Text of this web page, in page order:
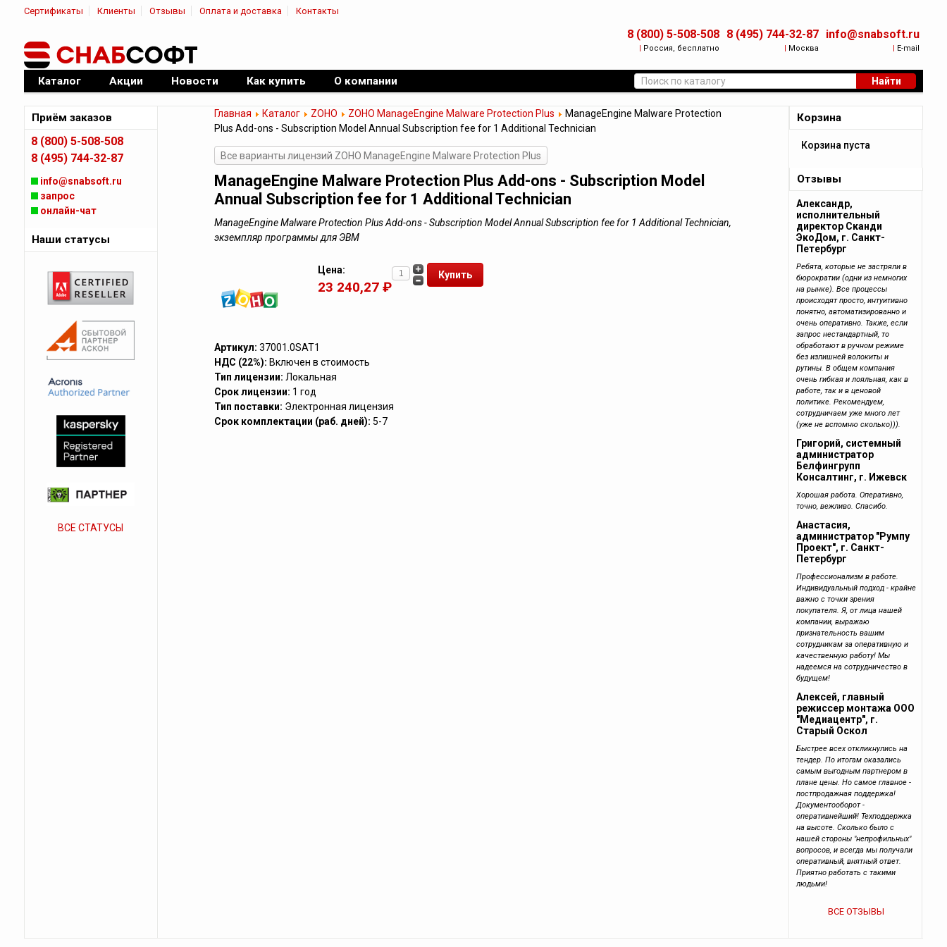
Сертификаты Клиенты Отзывы Оплата и доставка Контакты
8 (800) 5-508-508
| Россия, бесплатно
8 (495) 744-32-87
| Москва
info@snabsoft.ru
| E-mail
Официальный дилер ПО
Каталог Акции Новости Как купить О компании Найти
Главная Каталог ZOHO ZOHO ManageEngine Malware Protection Plus
ManageEngine Malware Protection
Plus Add-ons - Subscription Model Annual Subscription fee for 1 Additional Technician
Все варианты лицензий ZOHO ManageEngine Malware Protection Plus
ManageEngine Malware Protection Plus Add-ons - Subscription Model
Annual Subscription fee for 1 Additional Technician
ManageEngine Malware Protection Plus Add-ons - Subscription Model Annual Subscription fee for 1 Additional Technician,
экземпляр программы для ЭВМ
Цена:
23 240,27 ₽
Артикул: 37001.0SAT1
НДС (22%): Включен в стоимость
Тип лицензии: Локальная
Срок лицензии: 1 год
Тип поставки: Электронная лицензия
Срок комплектации (раб. дней): 5-7
Приём заказов
8 (800) 5-508-508
8 (495) 744-32-87
info@snabsoft.ru
запрос
онлайн-чат
Наши статусы
ВСЕ СТАТУСЫ
Корзина
Корзина пуста
Отзывы
Александр,
исполнительный
директор Сканди
ЭкоДом, г. Санкт-
Петербург
Ребята, которые не застряли в
бюрократии (одни из немногих
на рынке). Все процессы
происходят просто, интуитивно
понятно, автоматизированно и
очень оперативно. Также, если
запрос нестандартный, то
обработают в ручном режиме
без излишней волокиты и
рутины. В общем компания
очень гибкая и лояльная, как в
работе, так и в ценовой
политике. Рекомендуем,
сотрудничаем уже много лет
(уже не вспомню сколько))).
Григорий, системный
администратор
Белфингрупп
Консалтинг, г. Ижевск
Хорошая работа. Оперативно,
точно, вежливо. Спасибо.
Анастасия,
администратор "Румпу
Проект", г. Санкт-
Петербург
Профессионализм в работе.
Индивидуальный подход - крайне
важно с точки зрения
покупателя. Я, от лица нашей
компании, выражаю
признательность вашим
сотрудникам за оперативную и
качественную работу! Мы
надеемся на сотрудничество в
будущем!
Алексей, главный
режиссер монтажа ООО
"Медиацентр", г.
Старый Оскол
Быстрее всех откликнулись на
тендер. По итогам оказались
самым выгодным партнером в
плане цены. Но самое главное -
постпродажная поддержка!
Документооборот -
оперативнейший! Техподдержка
на высоте. Сколько было с
нашей стороны "непрофильных"
вопросов, и всегда мы получали
оперативный, внятный ответ.
Приятно работать с такими
людьми!
ВСЕ ОТЗЫВЫ